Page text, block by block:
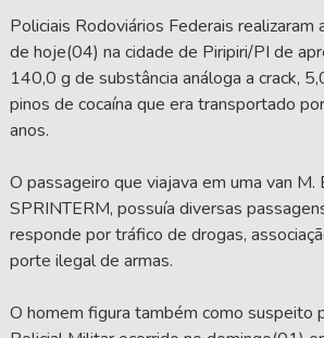
Policiais Rodoviários Federais realizaram
de hoje(04) na cidade de Piripiri/PI de
140,0 g de substância análoga a crack,
pinos de cocaína que era transportado
anos.
O passageiro que viajava em uma van
SPRINTERM, possuía diversas
responde por tráfico de drogas,
porte ilegal de armas.
O homem figura também como suspeito